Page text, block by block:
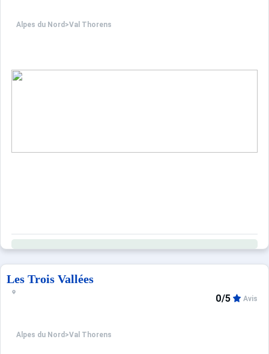
Alpes du Nord >Val Thorens
Les Trois Vallées
Alpes du Nord >Val Thorens
0/5 Avis